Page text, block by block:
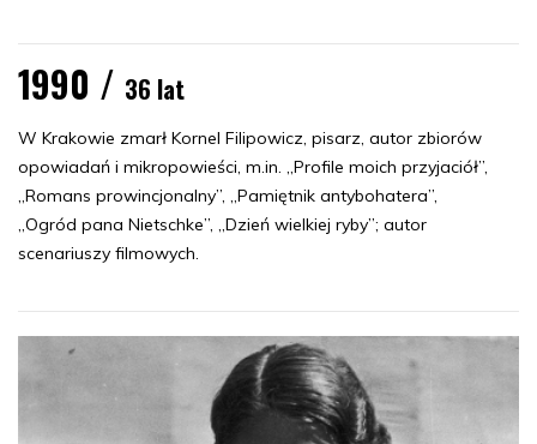
1990 / 36 lat
W Krakowie zmarł Kornel Filipowicz, pisarz, autor zbiorów
opowiadań i mikropowieści, m.in. „Profile moich przyjaciół”,
„Romans prowincjonalny”, „Pamiętnik antybohatera”,
„Ogród pana Nietschke”, „Dzień wielkiej ryby”; autor
scenariuszy filmowych.